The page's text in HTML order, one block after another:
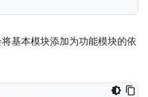
基本模块添加为功能模块的依